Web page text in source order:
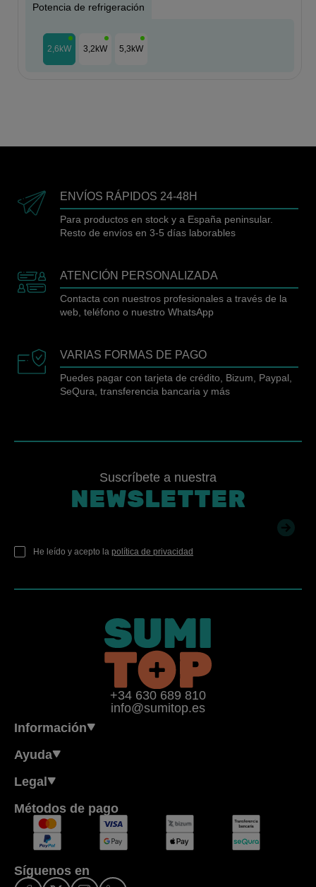
Potencia de refrigeración
2,6kW 3,2kW 5,3kW
ENVÍOS RÁPIDOS 24-48H
Para productos en stock y a España peninsular.
Resto de envíos en 3-5 días laborables
ATENCIÓN PERSONALIZADA
Contacta con nuestros profesionales a través de la
web, teléfono o nuestro WhatsApp
VARIAS FORMAS DE PAGO
Puedes pagar con tarjeta de crédito, Bizum, Paypal,
SeQura, transferencia bancaria y más
Suscríbete a nuestra
NEWSLETTER
He leído y acepto la política de privacidad
+34 630 689 810
info@sumitop.es
Información
Ayuda
Legal
Métodos de pago
Síguenos en